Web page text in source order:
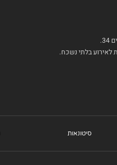
לאירוע בלתי נשכח.
סיטונאות